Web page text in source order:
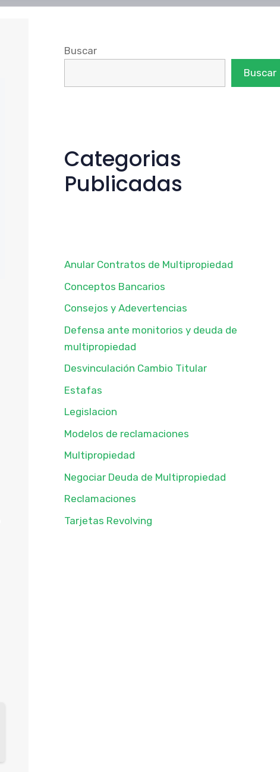
Buscar
Buscar
Categorias
Publicadas
Anular Contratos de Multipropiedad
Conceptos Bancarios
Consejos y Adevertencias
Defensa ante monitorios y deuda de
multipropiedad
Desvinculación Cambio Titular
Estafas
Legislacion
Modelos de reclamaciones
Multipropiedad
Negociar Deuda de Multipropiedad
Reclamaciones
Tarjetas Revolving